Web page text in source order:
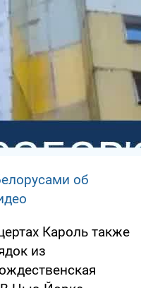
об
Кароль также
из